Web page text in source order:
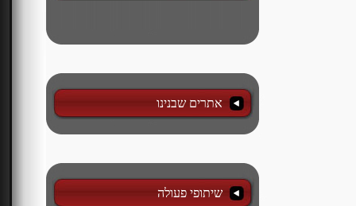
אתרים שבנינו
שיתופי פעולה